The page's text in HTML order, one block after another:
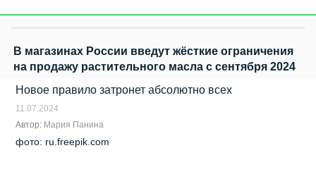
В магазинах России введут жёсткие ограничения
на продажу растительного масла с сентября 2024
Новое правило затронет абсолютно всех
11.07.2024
Автор: Мария Панина
фото: ru.freepik.com